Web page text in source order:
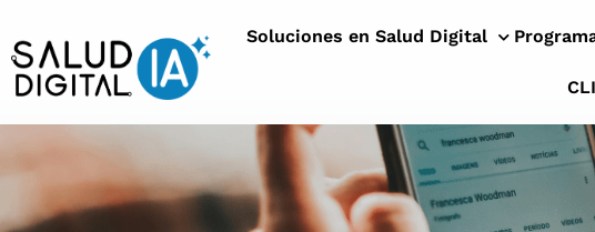
Soluciones en Salud Digital